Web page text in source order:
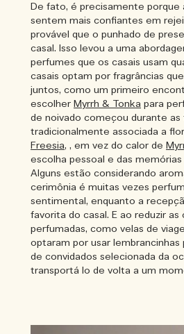
De fato, é precisamente porque
sentem mais confiantes em
provável que o punhado de
casal. Isso levou a uma
perfumes que os casais usam
casais optam por fragrâncias
juntos, como um primeiro
escolher Myrrh & Tonka para
de noivado começou durante as
tradicionalmente associada a
Freesia, , em vez do calor de
escolha pessoal e das
Alguns estão considerando
cerimônia é muitas vezes
sentimental, enquanto a
favorita do casal. E ao reduzir
perfumadas, como velas de
optaram por usar
de convidados selecionada da
transportá lo de volta a um